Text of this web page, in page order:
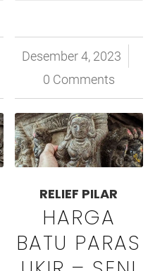
Desember 4, 2023
/
0 Comments
RELIEF PILAR
HARGA
BATU PARAS